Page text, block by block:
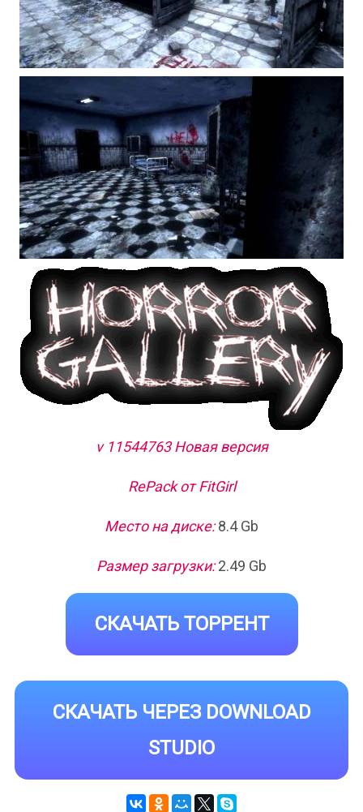
v 11544763 Новая версия
RePack от FitGirl
Место на диске:8.4 Gb
Размер загрузки:2.49 Gb
СКАЧАТЬ ТОРРЕНТ
СКАЧАТЬ ЧЕРЕЗ DOWNLOAD
STUDIO